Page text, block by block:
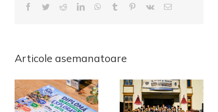
Facebook
TwitterRedditLinkedInWhatsApp
Tumblr Pinterest
Vk
E-
Articole asemanatoare